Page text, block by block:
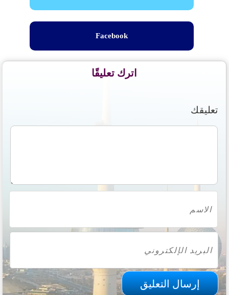
Facebook
اترك تعليقًا
تعليقك